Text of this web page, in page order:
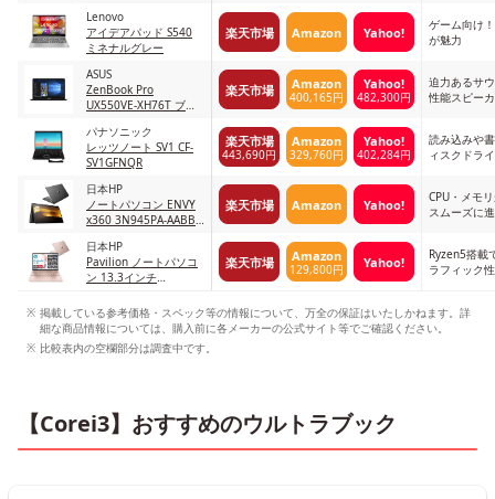
Lenovo
アイデアパッド S540
ミネナルグレー
楽天市場 Amazon Yahoo!
ゲーム向け
が魅力
ASUS
ZenBook Pro
UX550VE-XH76T ブラ
楽天市場 Amazon
400,165円
Yahoo!
482,300円
迫力あるサ
性能スピー
パナソニック
レッツノート SV1 CF-
SV1GFNQR
楽天市場
443,690円
Amazon
329,760円
Yahoo!
402,284円
読み込みや
ィスクドラ
日本HP
ノートパソコン ENVY
x360 3N945PA-AABB
ク
楽天市場 Amazon Yahoo!
CPU・メモ
スムーズに
日本HP
Pavilion ノートパソコ
ン 13.3インチ
ベージュ
楽天市場 Amazon
129,800円 Yahoo!
Ryzen5搭載
ラフィック
掲載している参考価格・スペック等の情報について、万全の保証はいたしかねます。詳
細な商品情報については、購入前に各メーカーの公式サイト等でご確認ください。
比較表内の空欄部分は調査中です。
【Corei3】おすすめのウルトラブック